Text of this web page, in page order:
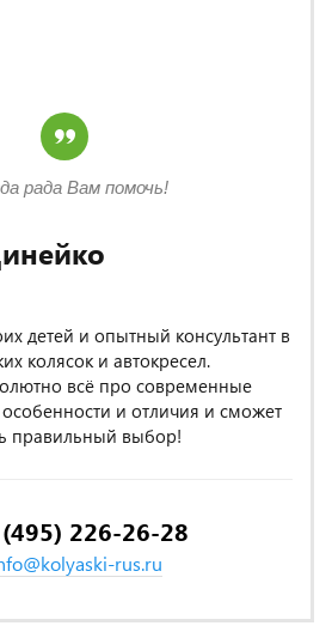
детей и опытный консультант в
колясок и автокресел.
всё про современные
особенности и отличия и сможет
правильный выбор!
226-26-28
rus.ru
рада Вам помочь!